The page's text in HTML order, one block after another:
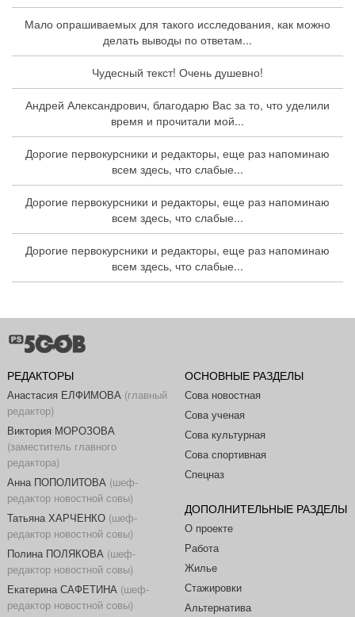
Мало опрашиваемых для такого исследования, как можно
делать выводы по ответам...
Чудесный текст! Очень душевно!
Андрей Александрович, благодарю Вас за то, что уделили
время и прочитали мой...
Дорогие первокурсники и редакторы, еще раз напоминаю
всем здесь, что слабые...
Дорогие первокурсники и редакторы, еще раз напоминаю
всем здесь, что слабые...
Дорогие первокурсники и редакторы, еще раз напоминаю
всем здесь, что слабые...
РЕДАКТОРЫ
Анастасия ЕЛФИМОВА(главный
редактор)
Виктория МОРОЗОВА
(заместитель главного
редактора)
Анна ПОПОЛИТОВА(шеф-
редактор новостной совы)
Татьяна ХАРЧЕНКО(шеф-
редактор новостной совы)
Полина ПОЛЯКОВА(шеф-
редактор новостной совы)
Екатерина САФЕТИНА(шеф-
редактор новостной совы)
ОСНОВНЫЕ РАЗДЕЛЫ
Сова новостная
Сова ученая
Сова культурная
Сова спортивная
Спецназ
ДОПОЛНИТЕЛЬНЫЕ РАЗДЕЛЫ
О проекте
Работа
Жилье
Стажировки
Альтернатива